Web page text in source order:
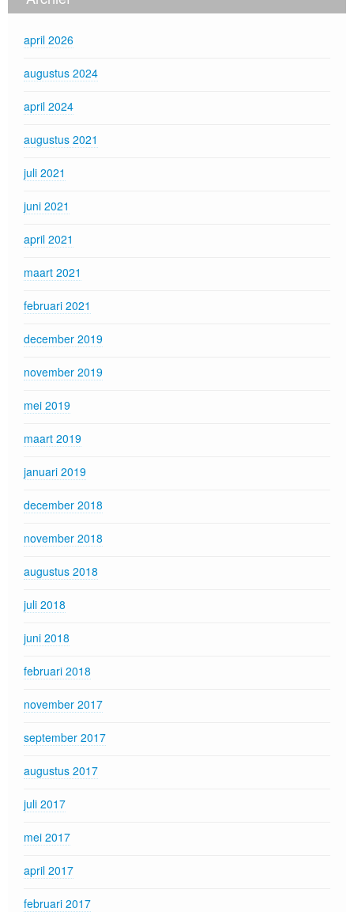
april 2026
augustus 2024
april 2024
augustus 2021
juli 2021
juni 2021
april 2021
maart 2021
februari 2021
december 2019
november 2019
mei 2019
maart 2019
januari 2019
december 2018
november 2018
augustus 2018
juli 2018
juni 2018
februari 2018
november 2017
september 2017
augustus 2017
juli 2017
mei 2017
april 2017
februari 2017